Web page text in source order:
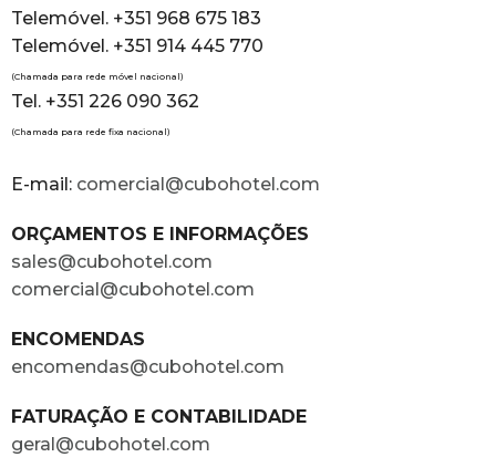
Telemóvel. +351 968 675 183
Telemóvel. +351 914 445 770
(Chamada para rede móvel nacional)
Tel. +351 226 090 362
(Chamada para rede fixa nacional)
E-mail: comercial@cubohotel.com
ORÇAMENTOS E INFORMAÇÕES
sales@cubohotel.com
comercial@cubohotel.com
ENCOMENDAS
encomendas@cubohotel.com
FATURAÇÃO E CONTABILIDADE
geral@cubohotel.com